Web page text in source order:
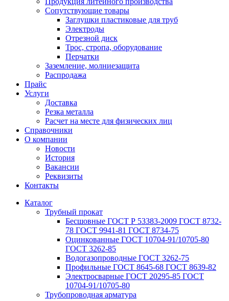
Сопутствующие товары
Заглушки пластиковые для труб
Электроды
Отрезной диск
Трос, стропа, оборудование
Перчатки
Заземление, молниезащита
Распродажа
Прайс
Услуги
Доставка
Резка металла
Расчет на месте для физических лиц
Справочники
О компании
Новости
История
Вакансии
Реквизиты
Контакты
Каталог
Трубный прокат
Беcшовные ГОСТ Р 53383-2009 ГОСТ 8732-
78 ГОСТ 9941-81 ГОСТ 8734-75
Оцинкованные ГОСТ 10704-91/10705-80
ГОСТ 3262-85
Водогазопроводные ГОСТ 3262-75
Профильные ГОСТ 8645-68 ГОСТ 8639-82
Электросварные ГОСТ 20295-85 ГОСТ
10704-91/10705-80
Трубопроводная арматура